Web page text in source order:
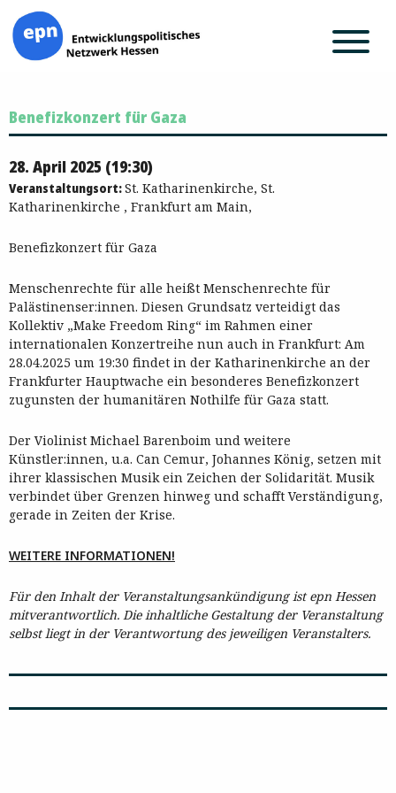
Inhalt
springen
Benefizkonzert für Gaza
28. April 2025 (19:30)
Veranstaltungsort:St. Katharinenkirche, St.
Katharinenkirche , Frankfurt am Main,
Benefizkonzert für Gaza
Menschenrechte für alle heißt Menschenrechte für
Palästinenser:innen. Diesen Grundsatz verteidigt das
Kollektiv „Make Freedom Ring“ im Rahmen einer
internationalen Konzertreihe nun auch in Frankfurt: Am
28.04.2025 um 19:30 findet in der Katharinenkirche an der
Frankfurter Hauptwache ein besonderes Benefizkonzert
zugunsten der humanitären Nothilfe für Gaza statt.
Der Violinist Michael Barenboim und weitere
Künstler:innen, u.a. Can Cemur, Johannes König, setzen mit
ihrer klassischen Musik ein Zeichen der Solidarität. Musik
verbindet über Grenzen hinweg und schafft Verständigung,
gerade in Zeiten der Krise.
WEITERE INFORMATIONEN!
Für den Inhalt der Veranstaltungsankündigung ist epn Hessen
mitverantwortlich. Die inhaltliche Gestaltung der Veranstaltung
selbst liegt in der Verantwortung des jeweiligen Veranstalters.